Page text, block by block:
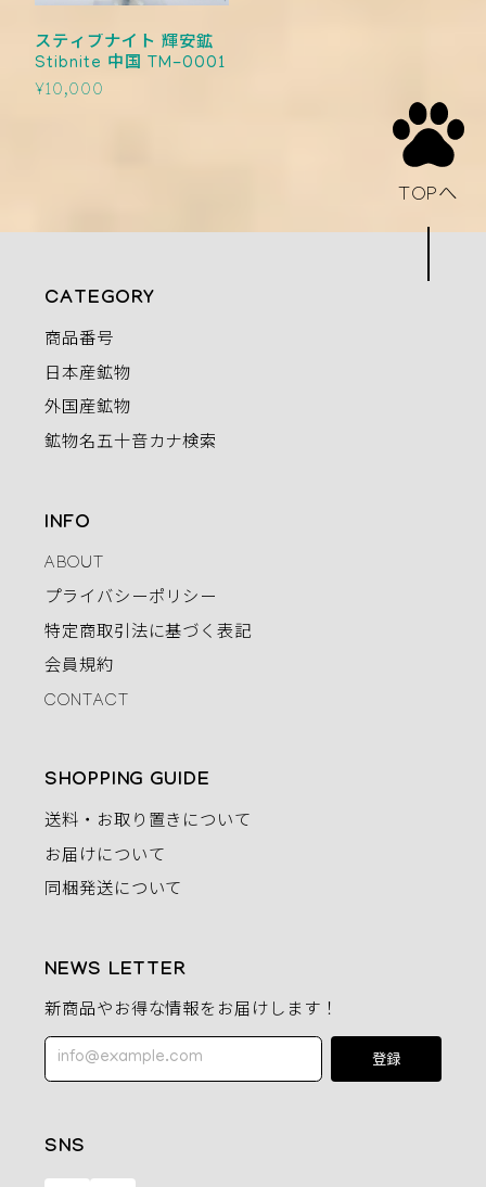
スティブナイト 輝安鉱
Stibnite 中国 TM-0001
¥10,000
CATEGORY
商品番号
日本産鉱物
外国産鉱物
鉱物名五十音カナ検索
INFO
ABOUT
プライバシーポリシー
特定商取引法に基づく表記
会員規約
CONTACT
SHOPPING GUIDE
送料・お取り置きについて
お届けについて
同梱発送について
NEWS LETTER
新商品やお得な情報をお届けします！
登録
SNS
TOPへ